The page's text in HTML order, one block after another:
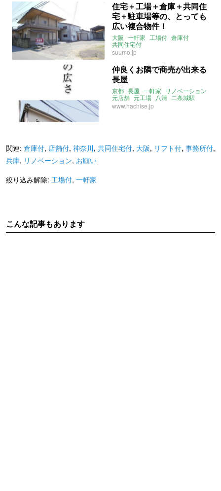
住宅＋工場＋倉庫＋共同住
宅＋駐車場等の、とっても
広い複合物件！
大阪 一軒家 工場付 倉庫付
共同住宅付
suumo.jp
仲良くお隣で商売が出来る
長屋
京都 長屋 一軒家
リノベーション
元店舗 元工場 八清 二条城駅
角地 住居付 店舗付
www.hachise.jp
関連: 倉庫付, 店舗付, 神奈川, 共同住宅付, 大阪, リフト付, 事務所付,
兵庫, リノベーション, お願い
絞り込み解除: 工場付, 一軒家
こんな記事もあります